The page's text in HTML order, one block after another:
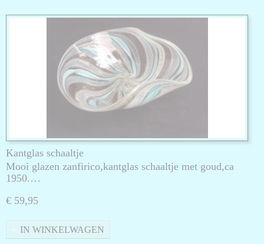
Kantglas schaaltje
Mooi glazen zanfirico,kantglas schaaltje met goud,ca
1950.…
€ 59,95
IN WINKELWAGEN